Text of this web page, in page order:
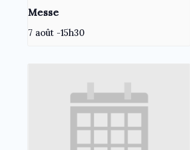
Messe
7 août -15h30